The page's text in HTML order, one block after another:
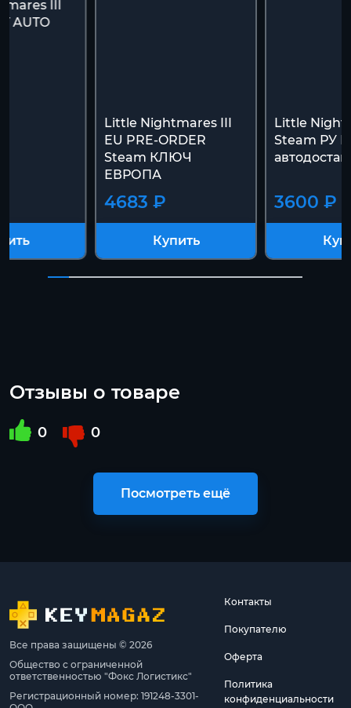
III
AUTO
Little Nightmares III
EU PRE-ORDER
Steam КЛЮЧ
ЕВРОПА
4683 ₽
Купить
Little
Steam РУ
3600 ₽
Отзывы о товаре
0 0
Посмотреть ещё
Все права защищены © 2026
Общество с ограниченной
ответственностью "Фокс Логистикс"
Регистрационный номер: 191248-3301-
Контакты
Покупателю
Оферта
Политика
конфиденциальности